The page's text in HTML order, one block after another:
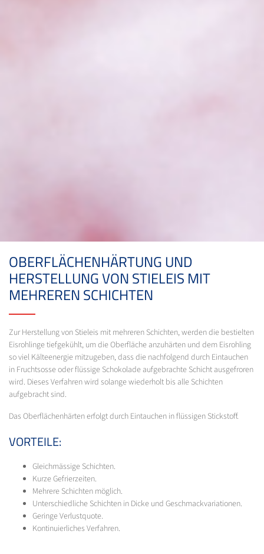
OBERFLÄCHENHÄRTUNG UND
HERSTELLUNG VON STIELEIS MIT
MEHREREN SCHICHTEN
Zur Herstellung von Stieleis mit mehreren Schichten, werden die bestielten
Eisrohlinge tiefgekühlt, um die Oberfläche anzuhärten und dem Eisrohling
so viel Kälteenergie mitzugeben, dass die nachfolgend durch Eintauchen
in Fruchtsosse oder flüssige Schokolade aufgebrachte Schicht ausgefroren
wird. Dieses Verfahren wird solange wiederholt bis alle Schichten
aufgebracht sind.
Das Oberflächenhärten erfolgt durch Eintauchen in flüssigen Stickstoff.
VORTEILE:
Gleichmässige Schichten.
Kurze Gefrierzeiten.
Mehrere Schichten möglich.
Unterschiedliche Schichten in Dicke und Geschmackvariationen.
Geringe Verlustquote.
Kontinuierliches Verfahren.